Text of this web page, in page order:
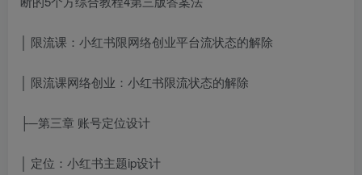
│ 限流课：小红书限网络创业平台流状态的解除
│ 限流课网络创业 ：小红书限流状态的解除
├─第三章 账号定位设计
│ 定位：小红书主题ip设计